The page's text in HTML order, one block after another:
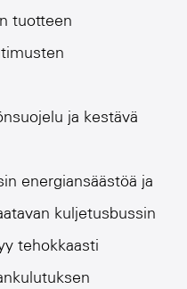
tuotteen
ja kestävä
energiansäästöä ja
kuljetusbussin
tehokkaasti